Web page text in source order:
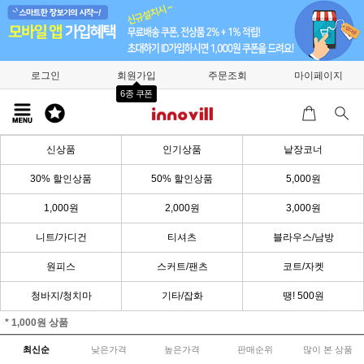
로그인 회원가입
6종 쿠폰
주문조회 마이페이지
신상품 인기상품 낱장코너
30% 할인상품 50% 할인상품 5,000원
1,000원 2,000원 3,000원
니트/가디건 티셔츠 블라우스/남방
원피스 스커트/팬츠 코트/자켓
청바지/청치마 기타/잡화 땡! 500원
* 1,000원 상품
최신순 낮은가격 높은가격 판매순위 많이 본 상품